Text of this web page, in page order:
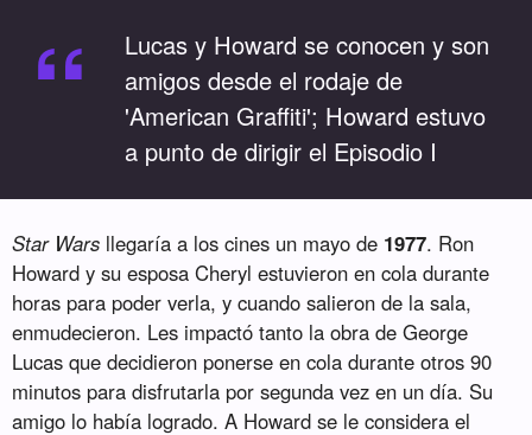
“
Lucas y Howard se conocen y son
amigos desde el rodaje de
'American Graffiti'; Howard estuvo
a punto de dirigir el Episodio I
Star Wars llegaría a los cines un mayo de 1977. Ron
Howard y su esposa Cheryl estuvieron en cola durante
horas para poder verla, y cuando salieron de la sala,
enmudecieron. Les impactó tanto la obra de George
Lucas que decidieron ponerse en cola durante otros 90
minutos para disfrutarla por segunda vez en un día. Su
amigo lo había logrado. A Howard se le considera el